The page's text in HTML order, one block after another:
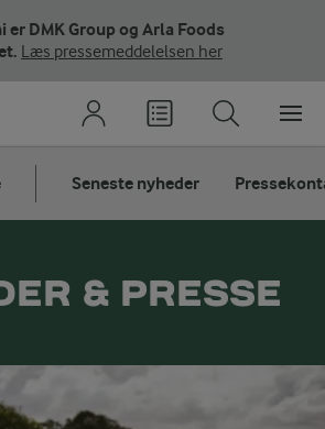
er DMK Group og Arla Foods
Læs pressemeddelelsen her
Seneste nyheder
& PRESSE